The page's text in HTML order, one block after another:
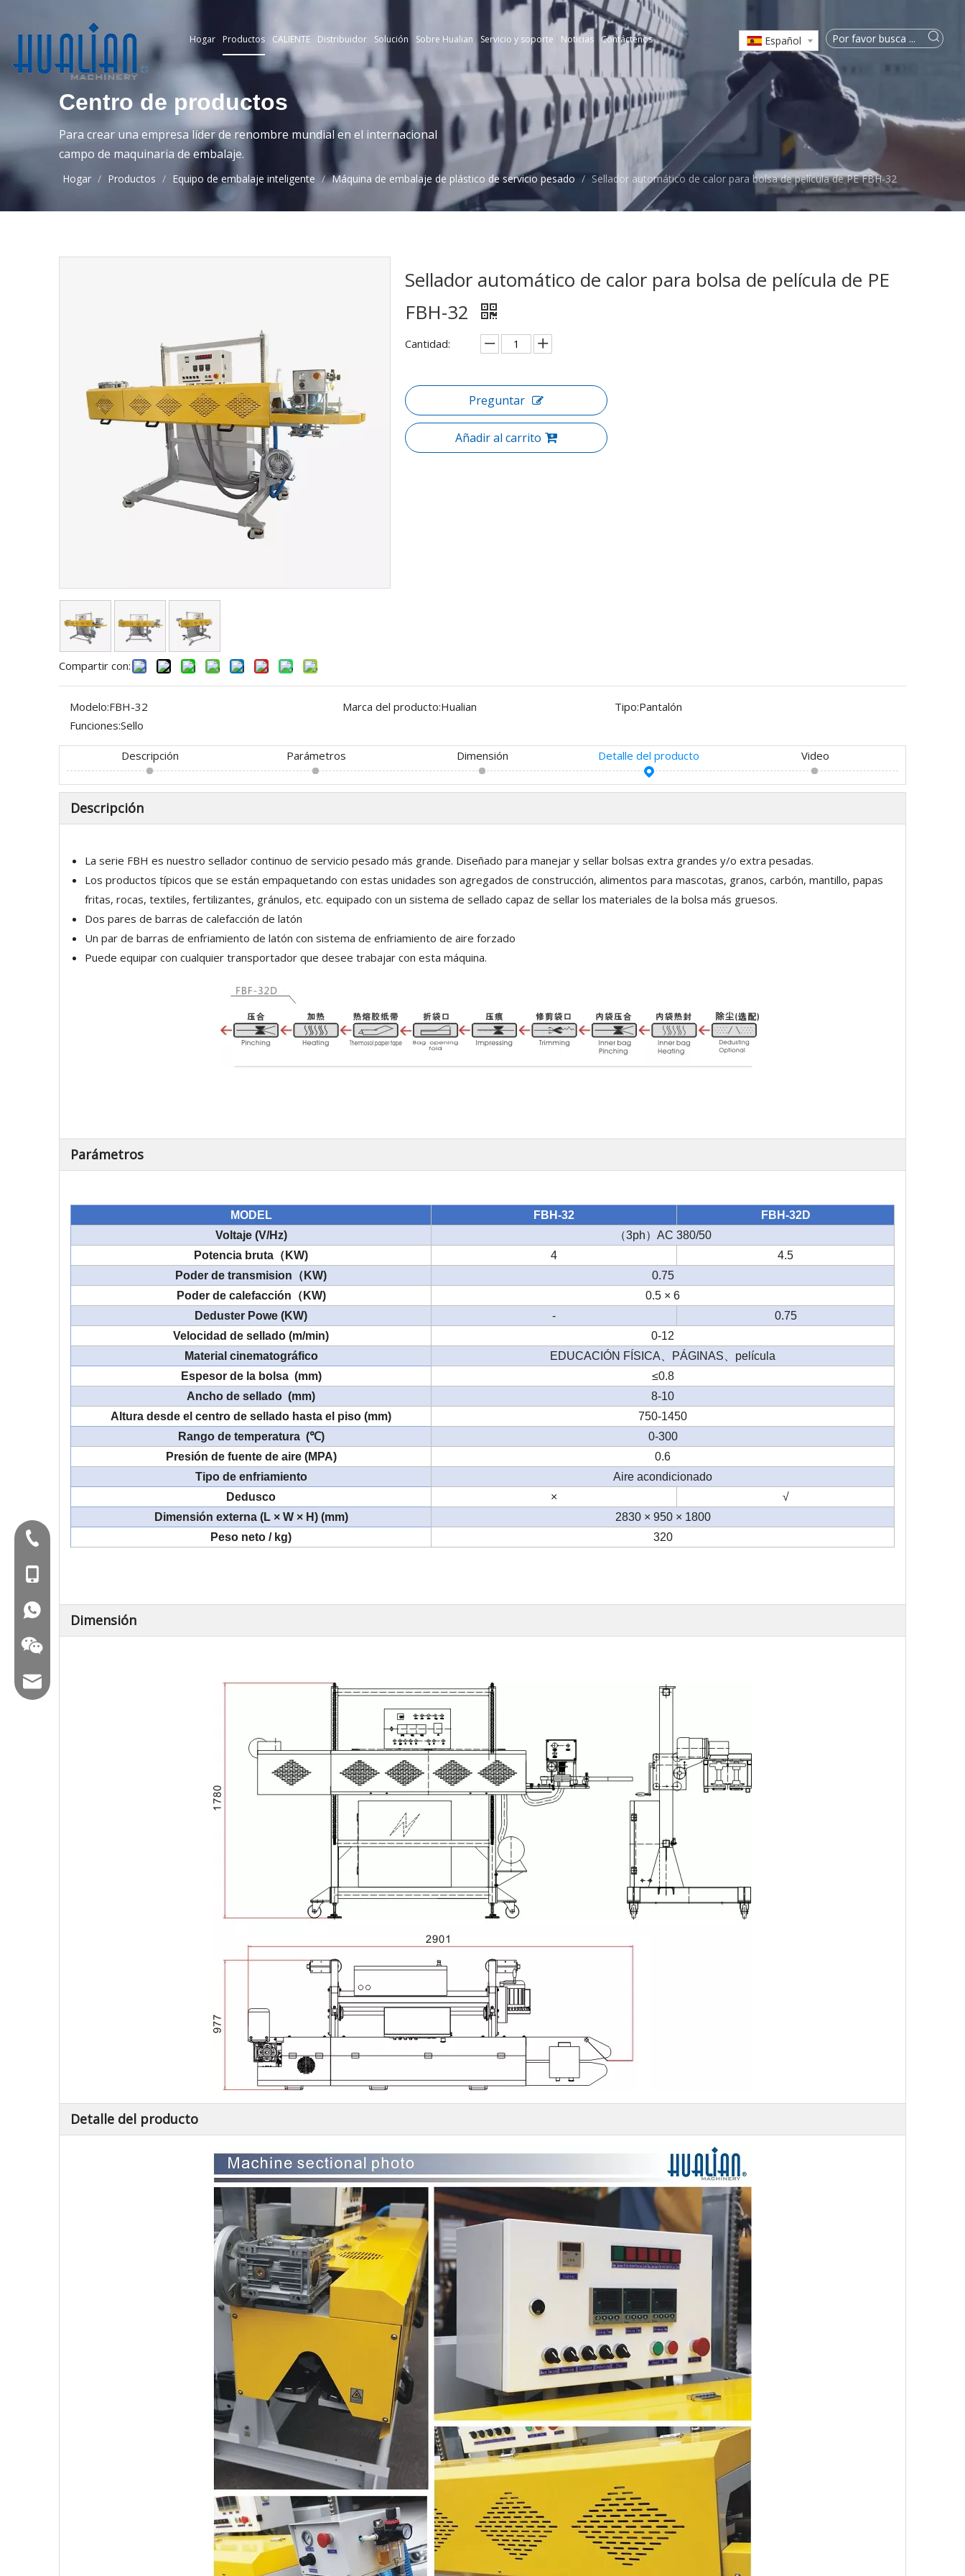
Hogar Productos CALIENTE Distribuidor Solución Sobre Hualian Servicio y soporte Noticias Contáctenos Español
Centro de productos
Para crear una empresa líder de renombre mundial en el internacional
campo de maquinaria de embalaje.
Hogar / Productos / Equipo de embalaje inteligente / Máquina de embalaje de plástico de servicio pesado / Sellador automático de calor para bolsa de película de PE FBH-32
Compartir con:
Sellador automático de calor para bolsa de película de PE
FBH-32
Cantidad:
Preguntar
Añadir al carrito
Modelo:FBH-32 Marca del producto:Hualian Tipo:Pantalón
Funciones:Sello
Descripción Parámetros Dimensión Detalle del producto Video
Descripción
La serie FBH es nuestro sellador continuo de servicio pesado más grande. Diseñado para manejar y sellar bolsas extra grandes y/o extra pesadas.
Los productos típicos que se están empaquetando con estas unidades son agregados de construcción, alimentos para mascotas, granos, carbón, mantillo, papas
fritas, rocas, textiles, fertilizantes, gránulos, etc. equipado con un sistema de sellado capaz de sellar los materiales de la bolsa más gruesos.
Dos pares de barras de calefacción de latón
Un par de barras de enfriamiento de latón con sistema de enfriamiento de aire forzado
Puede equipar con cualquier transportador que desee trabajar con esta máquina.
Parámetros
MODEL FBH-32
FBH-32D
Voltaje (V/Hz)
（3ph） AC 380/50
Potencia bruta （ KW) 4
4.5
Poder de transmision （ KW)
0.75
Poder de calefacción （KW)
0.5 × 6
Deduster Powe (KW) -
0.75
Velocidad de sellado (m/min)
0-12
Material cinematográfico
EDUCACIÓN FÍSICA PÁGINAS
película
Espesor de la bolsa(mm)
≤0.8
Ancho de sellado (mm)
8-10
Altura desde el centro de sellado hasta el piso (mm)
750-1450
Rango de temperatura(℃)
0-300
Presión de fuente de aire (MPA)
0.6
Tipo de enfriamiento
Aire acondicionado
Dedusco
×
√
Dimensión externa (L × W × H) (mm)
2830 × 950 × 1800
Peso neto / kg)
320
Dimensión
Detalle del producto